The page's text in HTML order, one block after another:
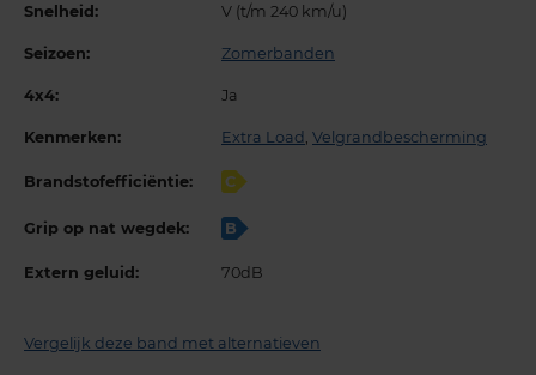
Snelheid: V (t/m 240 km/u)
Seizoen: Zomerbanden
4x4: Ja
Kenmerken: Extra Load , Velgrandbescherming
Brandstofefficiëntie: C
Grip op nat wegdek: B
Extern geluid: 70dB
Vergelijk deze band met alternatieven